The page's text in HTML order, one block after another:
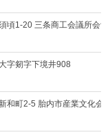
頃1-20 三条商工会議所会
字剱字下境井908
和町2-5 胎内市産業文化会